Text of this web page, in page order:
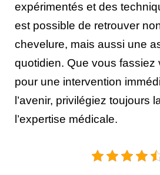
expérimentés et des
est possible de retrouver
chevelure, mais aussi une
quotidien. Que vous fassiez
pour une intervention
l’avenir, privilégiez toujours
l’expertise médicale.